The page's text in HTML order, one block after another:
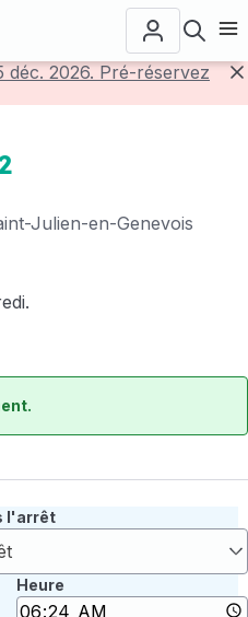
déc. 2026. Pré-réservez
Julien-en-Genevois
l'arrêt
Heure